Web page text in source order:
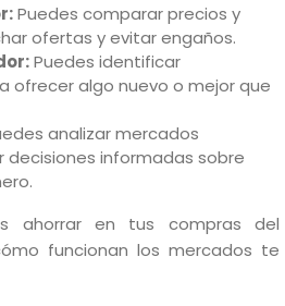
Puedes comparar precios y
ofertas y evitar engaños.
Puedes identificar
ofrecer algo nuevo o mejor que
analizar mercados
decisiones informadas sobre
ahorrar en tus compras del
funcionan los mercados te